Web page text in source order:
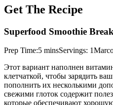
Get The Recipe
Superfood Smoothie
Prep Time:5 minsServings:
Этот вариант наполнен
клетчаткой, чтобы зарядить
пополнить их несколькими
свежими глоток содержит
которые обеспечивают